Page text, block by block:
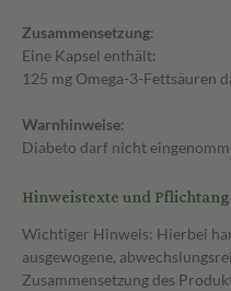
Zusammensetzung:
Eine Kapsel enthält:
125 mg Omega-3-Fettsäuren
Warnhinweise:
Diabeto darf nicht
Hinweistexte und
Wichtiger Hinweis: Hierbei
ausgewogene,
Zusammensetzung des